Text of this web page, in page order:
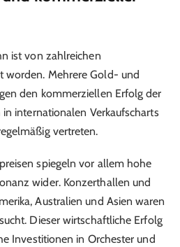
ist von zahlreichen
worden. Mehrere Gold- und
den kommerziellen Erfolg der
internationalen Verkaufscharts
vertreten.
spiegeln vor allem hohe
wider. Konzerthallen und
Australien und Asien waren
Dieser wirtschaftliche Erfolg
Investitionen in Orchester und